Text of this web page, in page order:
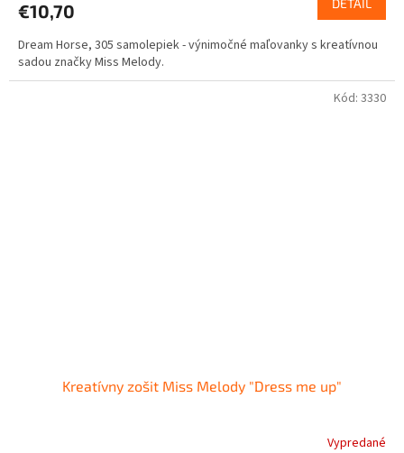
€10,70 DETAIL
Dream Horse, 305 samolepiek - výnimočné maľovanky s kreatívnou
sadou značky Miss Melody.
Kreatívny zošit Miss Melody "Dress me up"
Vypredané
Kód: 3330